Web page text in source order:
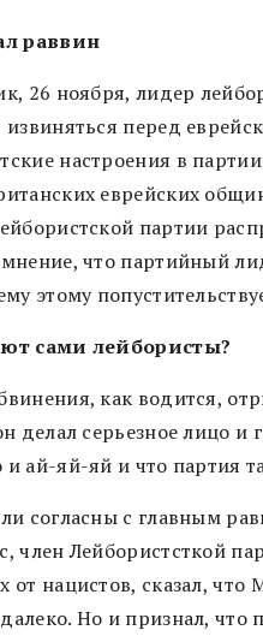
раввин
26 ноября, лидер
извиняться перед
настроения в
еврейских
партии
мнение, что партийный
этому
сами лейбористы?
как водится,
делал серьезное лицо
ай-яй-яй и что партия
согласны с главным
член Лейбористсткой
от нацистов, сказал,
Но и признал, что